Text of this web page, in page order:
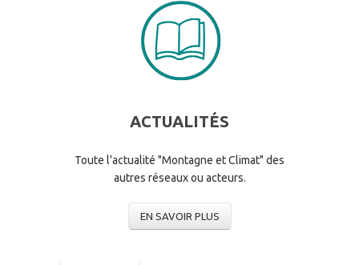
ACTUALITÉS
Toute l’actualité "Montagne et Climat" des
autres réseaux ou acteurs.
EN SAVOIR PLUS